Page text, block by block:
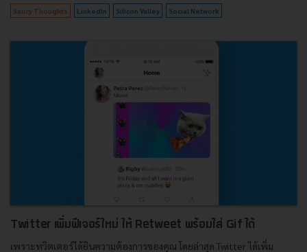
Saucy Thoughts LinkedIn Silicon Valley Social Network
Twitter เพิ่มฟีเจอร์ใหม่ ให้ Retweet พร้อมใส่ Gif ได้
เพราะทวิตเตอร์ได้ยินความต้องการของคุณ โดยล่าสุด Twitter ได้เพิ่ม